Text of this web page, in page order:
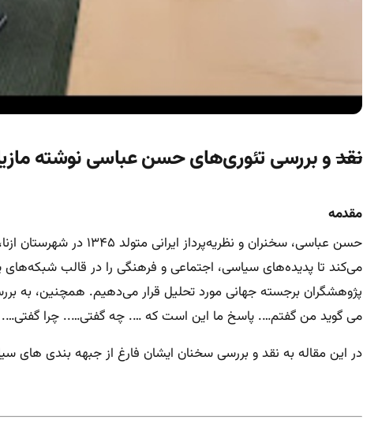
نقدو بررسی تئوری‌های حسن عباسی نوشته‌
مقدمه
حسن عباسی، سخنران
می‌کند تا پدیده‌های سیاسی، اجتماعی و فرهنگی را در قالب شبکه‌های
می گوید من گفتم…. پاسخ ما این است که …. چه گفتی….. چرا
در این مقاله به نقد و بررسی سخنان ایشان فارغ از جبهه بندی های